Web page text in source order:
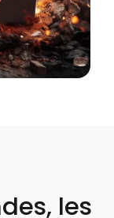
les